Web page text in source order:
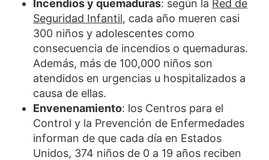
Incendios y quemaduras: según la Red de
Seguridad Infantil, cada año mueren casi
300 niños y adolescentes como
consecuencia de incendios o quemaduras.
Además, más de 100,000 niños son
atendidos en urgencias u hospitalizados a
causa de ellas.
Envenenamiento: los Centros para el
Control y la Prevención de Enfermedades
informan de que cada día en Estados
Unidos, 374 niños de 0 a 19 años reciben